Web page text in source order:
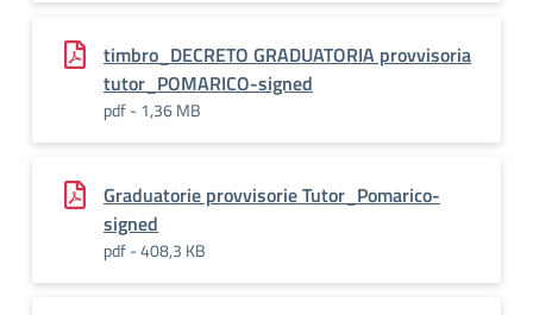
timbro_DECRETO GRADUATORIA provvisoria
tutor_POMARICO-signed
pdf - 1,36 MB
Graduatorie provvisorie Tutor_Pomarico-
signed
pdf - 408,3 KB